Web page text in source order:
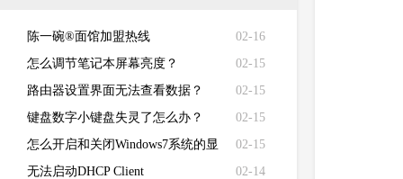
02-16
陈一碗®面馆加盟热线
02-15
怎么调节笔记本屏幕亮度？
02-15
路由器设置界面无法查看数据？
02-15
键盘数字小键盘失灵了怎么办？
02-15
怎么开启和关闭Windows7系统的显
卡硬件加速功能
02-14
无法启动DHCP Client